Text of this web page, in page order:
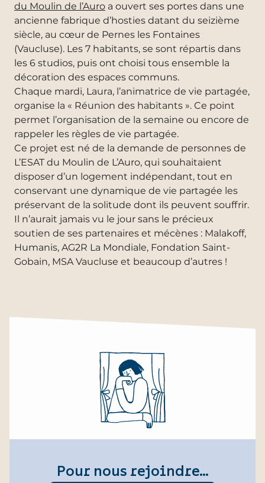
du Moulin de l’Auro a ouvert ses portes dans une
ancienne fabrique d’hosties datant du seizième
siècle, au cœur de Pernes les Fontaines
(Vaucluse). Les 7 habitants, se sont répartis dans
les 6 studios, puis ont choisi tous ensemble la
décoration des espaces communs.
Chaque mardi, Laura, l’animatrice de vie partagée,
organise la « Réunion des habitants ». Ce point
permet l’organisation de la semaine ou encore de
rappeler les règles de vie partagée.
Ce projet est né de la demande de personnes de
L’ESAT du Moulin de L’Auro, qui souhaitaient
disposer d’un logement indépendant, tout en
conservant une dynamique de vie partagée les
préservant de la solitude dont ils peuvent souffrir.
Il n’aurait jamais vu le jour sans le précieux
soutien de ses partenaires et mécènes : Malakoff,
Humanis, AG2R La Mondiale, Fondation Saint-
Gobain, MSA Vaucluse et beaucoup d’autres !
Pour nous rejoindre…